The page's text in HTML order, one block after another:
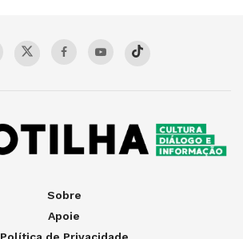
Sobre
Apoie
Política de Privacidade